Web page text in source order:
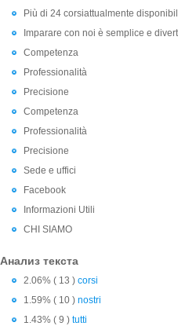
Più di 24 corsiattualmente
Imparare con noi è semplice e
Competenza
Professionalità
Precisione
Competenza
Professionalità
Precisione
Sede e uffici
Facebook
Informazioni Utili
CHI SIAMO
Анализ текста
2.06% ( 13 ) corsi
1.59% ( 10 ) nostri
1.43% ( 9 ) tutti